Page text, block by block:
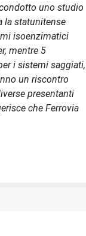
uno studio
la statunitense
isoenzimatici
mentre 5
i sistemi saggiati,
un riscontro
presentanti
che Ferrovia